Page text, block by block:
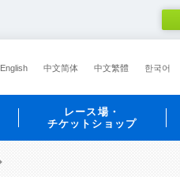
English 中文简体 中文繁體 한국어
レース場・
チケットショップ